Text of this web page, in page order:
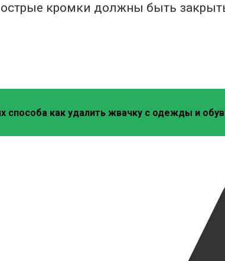
кромки должны быть
способа как удалить жвачку с одежды и